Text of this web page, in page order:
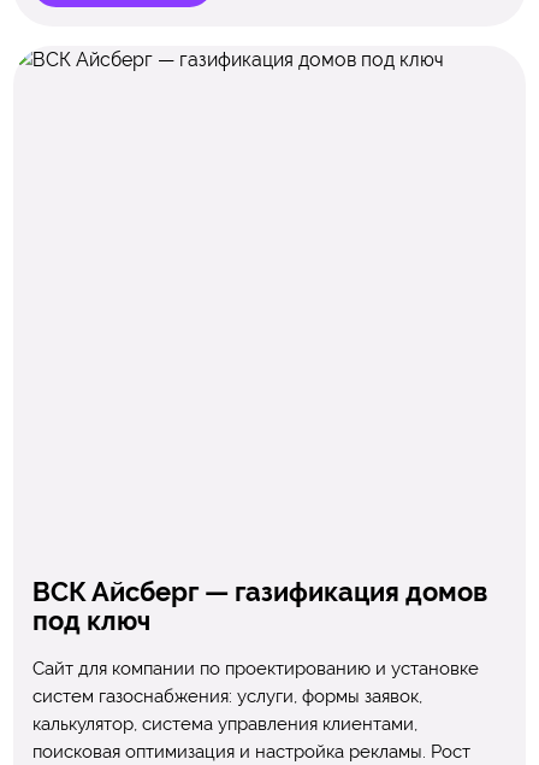
ВСК Айсберг — газификация домов
под ключ
Сайт для компании по проектированию и установке
систем газоснабжения: услуги, формы заявок,
калькулятор, система управления клиентами,
поисковая оптимизация и настройка рекламы. Рост